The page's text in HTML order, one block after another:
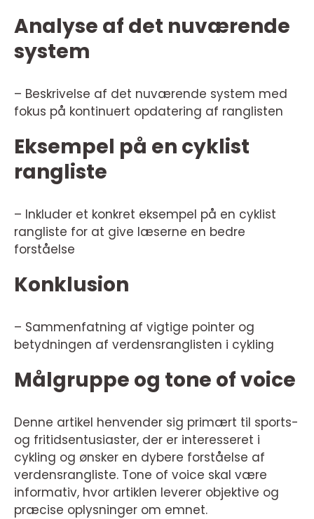
Analyse af det nuværende
system
– Beskrivelse af det nuværende system med
fokus på kontinuert opdatering af ranglisten
Eksempel på en cyklist
rangliste
– Inkluder et konkret eksempel på en cyklist
rangliste for at give læserne en bedre
forståelse
Konklusion
– Sammenfatning af vigtige pointer og
betydningen af verdensranglisten i cykling
Målgruppe og tone of voice
Denne artikel henvender sig primært til sports-
og fritidsentusiaster, der er interesseret i
cykling og ønsker en dybere forståelse af
verdensrangliste. Tone of voice skal være
informativ, hvor artiklen leverer objektive og
præcise oplysninger om emnet.